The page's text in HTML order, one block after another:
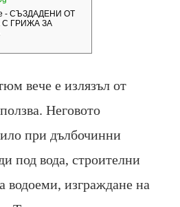
вече е излязъл от
Неговото
при дълбочинни
под вода, строителни
водоеми, изграждане на